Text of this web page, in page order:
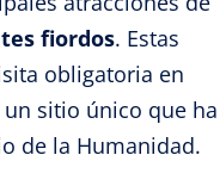
fiordos. Estas
obligatoria en
sitio único que ha
de la Humanidad.